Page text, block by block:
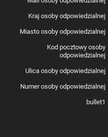
Model
TTV203FRF +
bezprzewodowy
sterownikiem
0.5~8 barów
Poziom
IP54
Kraj osoby odpowiedzialnej
Miasto osoby odpowiedzialnej
Kod pocztowy osoby
odpowiedzialnej
Ulica osoby odpowiedzialnej
Numer osoby odpowiedzialnej
bullet1